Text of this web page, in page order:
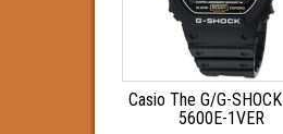
Casio The G/G-
5600E-1VER